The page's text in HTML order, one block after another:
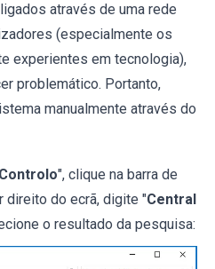
através de uma rede
(especialmente os
experientes em tecnologia),
problemático. Portanto,
manualmente através do
", clique na barra de
direito do ecrã, digite "Central
o resultado da pesquisa: